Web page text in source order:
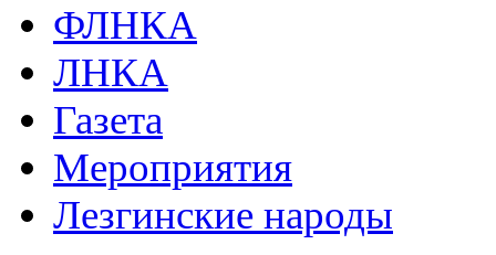
ФЛНКА
ЛНКА
Газета
Мероприятия
Лезгинские народы